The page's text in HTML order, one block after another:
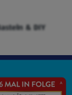
& DIY